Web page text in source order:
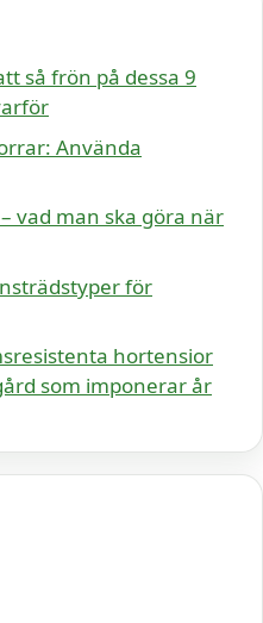
så frön på dessa 9
Använda
vad man ska göra när
för
hortensior
som imponerar år